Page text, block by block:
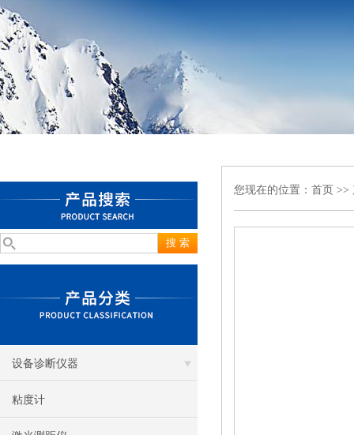
设备诊断仪器
粘度计
您现在的位置： 首页 >>